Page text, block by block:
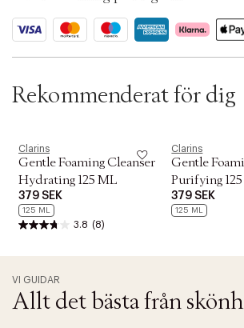
Rekommenderat för dig
Clarins
Gentle Foaming Cleanser
Hydrating 125 ML
379 SEK
125 ML
3.8 (8)
Clarins
Gentle
Purifying
379 SEK
125 ML
VI GUIDAR
Allt det bästa från